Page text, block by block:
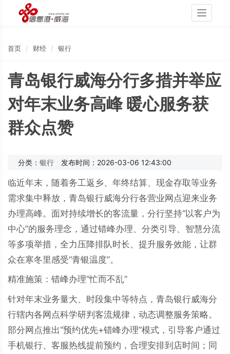
Toggle
首页 财经 银行
青岛银行威海分行多措并举应
对年末业务高峰 暖心服务获
群众点赞
分类： 银行 发布时间：2026-03-06 12:43:00
临近年末，随着务工返乡、年终结算、现金存取等业务
需求集中释放，青岛银行威海分行各营业网点迎来业务
办理高峰。面对持续增长的客流量，分行坚持“以客户为
中心”的服务理念，通过错峰办理、分类引导、智慧分流
等多项举措，全力压降排队时长、提升服务效能，让群
众在寒冬里感受“青银温度”。
精准施策：错峰办理“忙而不乱”
针对年末业务量大、时段集中等特点，青岛银行威海分
行辖内各网点科学研判客流规律，动态调整服务策略。
部分网点推出“预约优先+错峰办理”模式，引导客户通过
手机银行、客服热线提前预约，合理安排到店时间；同